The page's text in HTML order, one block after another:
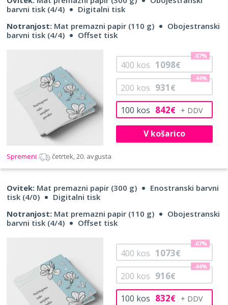
barvni tisk (4/4)
Digitalni tisk
Notranjost: Mat premazni papir (110 g)
Obojestranski
barvni tisk (4/4)
Offset tisk
100 kos 842€
200 kos 931€
-44%
400 kos 1098€
-67%
V košarico
Spremeni četrtek, 20. avgusta
Ovitek: Mat premazni papir (300 g)
Enostranski barvni
tisk (4/0)
Digitalni tisk
Notranjost: Mat premazni papir (110 g)
Obojestranski
barvni tisk (4/4)
Offset tisk
100 kos 832€
200 kos 916€
-44%
400 kos 1073€
-67%